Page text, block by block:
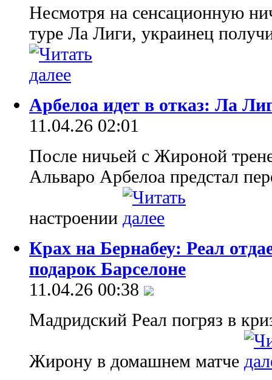
Несмотря на сенсационную
туре Ла Лиги, украинец
Арбелоа идет в отказ: Ла
11.04.26 02:01
После ничьей с Жироной
Альваро Арбелоа предстал
настроении
Крах на Бернабеу: Реал
подарок Барселоне
11.04.26 00:38
Мадридский Реал погряз в
Жирону в домашнем матче